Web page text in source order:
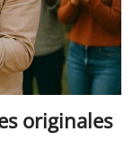
originales